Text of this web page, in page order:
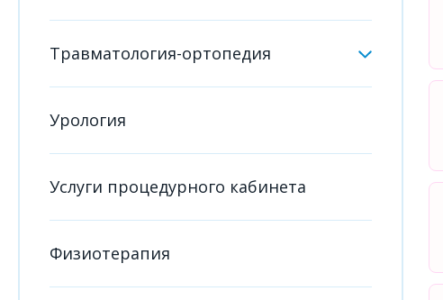
Травматология-ортопедия
Урология
Услуги процедурного кабинета
Физиотерапия